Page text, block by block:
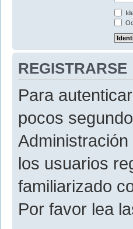
REGISTRARSE
Para
pocos
los usuarios
familiarizado
Por favor lea